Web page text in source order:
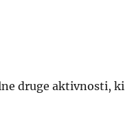
druge aktivnosti, ki